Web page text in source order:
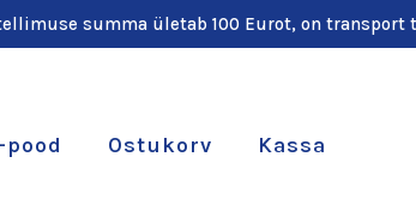
summa ületab 100 Eurot, on transport
pood Ostukorv Kassa